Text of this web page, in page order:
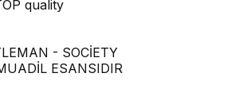
quality
- SOCİETY
ESANSIDIR